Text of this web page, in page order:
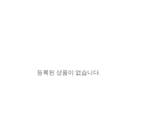
등록된 상품이 없습니다.